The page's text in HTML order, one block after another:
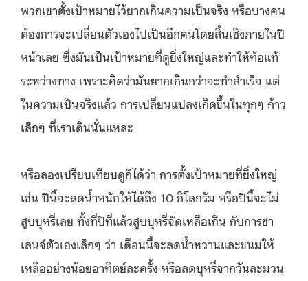
พวกเขาตั้งเป้าหมายไว้ยากเกินความเป็นจริง หรือบางคน
ต้องการจะเปลี่ยนตัวเองไปเป็นอีกคนโดยสิ้นเชิงภายในปี
หน้าเลย ซึ่งมันเป็นเป้าหมายที่ดูยิ่งใหญ่และทำให้ท้อแท้
ระหว่างทาง เพราะคิดว่ามันยากเกินกว่าจะทำสำเร็จ แต่
ในความเป็นจริงแล้ว การเปลี่ยนแปลงเกิดขึ้นในทุกๆ ก้าว
เล็กๆ ที่เราเดินนั่นแหละ
หรือลองเปรียบเทียบดูก็ได้ว่า การตั้งเป้าหมายที่ยิ่งใหญ่
เช่น ปีนี้จะลดน้ำหนักให้ได้ถึง 10 กิโลกรัม หรือปีนี้จะไม่
สูบบุหรี่เลย ทั้งที่ปีที่แล้วสูบบุหรี่จัดเหลือเกิน กับการชา
เลนจ์ตัวเองเล็กๆ ว่า เดือนนี้จะลดน้ำหวานและขนมให้
เหลืออย่างน้อยอาทิตย์ละครั้ง หรือลดบุหรี่จากวันละมวน